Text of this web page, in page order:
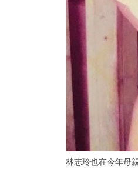
林志玲也在今年母